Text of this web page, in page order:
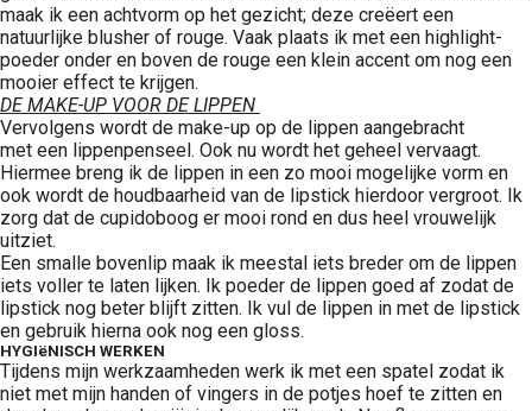
maak ik een achtvorm op het gezicht; deze creëert een
natuurlijke blusher of rouge. Vaak plaats ik met een highlight-
poeder onder en boven de rouge een klein accent om nog een
mooier effect te krijgen.
DE MAKE-UP VOOR DE LIPPEN
Vervolgens wordt de make-up op de lippen aangebracht
met een lippenpenseel. Ook nu wordt het geheel vervaagt.
Hiermee breng ik de lippen in een zo mooi mogelijke vorm en
ook wordt de houdbaarheid van de lipstick hierdoor vergroot. Ik
zorg dat de cupidoboog er mooi rond en dus heel vrouwelijk
uitziet.
Een smalle bovenlip maak ik meestal iets breder om de lippen
iets voller te laten lijken. Ik poeder de lippen goed af zodat de
lipstick nog beter blijft zitten. Ik vul de lippen in met de lipstick
en gebruik hierna ook nog een gloss.
HYGIëNISCH WERKEN
Tijdens mijn werkzaamheden werk ik met een spatel zodat ik
niet met mijn handen of vingers in de potjes hoef te zitten en